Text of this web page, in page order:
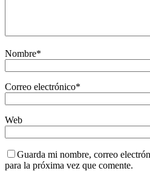
Nombre*
Correo electrónico*
Web
Guarda mi nombre, correo
para la próxima vez que comente.